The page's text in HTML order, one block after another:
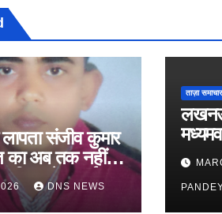
संजीव कुमार
का अब तक नहीं
ने लगाई
गुहार
DNS NEWS
ताज़ा समाचार
लखनऊ
की